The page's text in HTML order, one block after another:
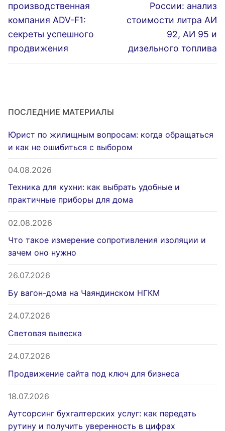
записям
запись:
производственная
компания ADV-F1:
секреты успешного
продвижения
запись:России: анализ
стоимости литра АИ
92, АИ 95 и
дизельного топлива
ПОСЛЕДНИЕ МАТЕРИАЛЫ
Юрист по жилищным вопросам: когда обращаться
и как не ошибиться с выбором
04.08.2026
Техника для кухни: как выбрать удобные и
практичные приборы для дома
02.08.2026
Что такое измерение сопротивления изоляции и
зачем оно нужно
26.07.2026
Бу вагон-дома на Чаяндинском НГКМ
24.07.2026
Световая вывеска
24.07.2026
Продвижение сайта под ключ для бизнеса
18.07.2026
Аутсорсинг бухгалтерских услуг: как передать
рутину и получить уверенность в цифрах